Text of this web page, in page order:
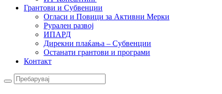
Грантови и Субвенции
Огласи и Повици за Активни Мерки
Рурален развој
ИПАРД
Дирекни плаќања – Субвенции
Останати грантови и програми
Контакт